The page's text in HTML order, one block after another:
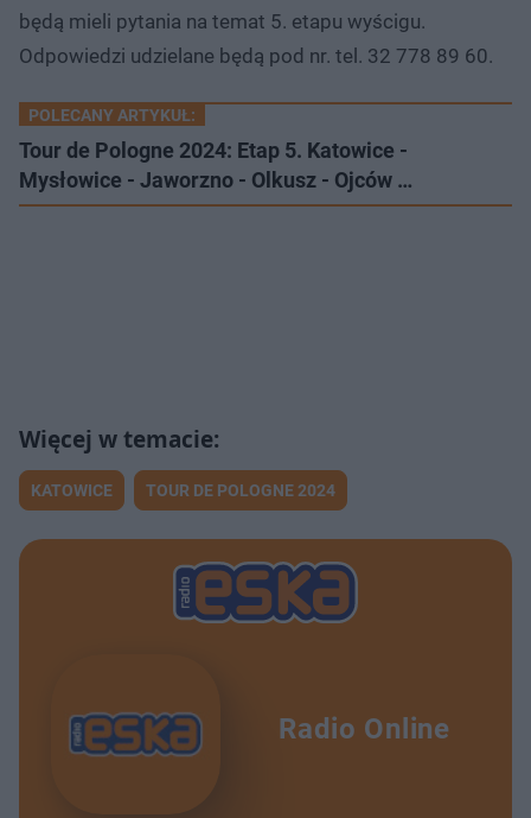
będą mieli pytania na temat 5. etapu wyścigu.
Odpowiedzi udzielane będą pod nr. tel. 32 778 89 60.
POLECANY ARTYKUŁ:
Tour de Pologne 2024: Etap 5. Katowice -
Mysłowice - Jaworzno - Olkusz - Ojców …
KATOWICE TOUR DE POLOGNE 2024
Radio Online